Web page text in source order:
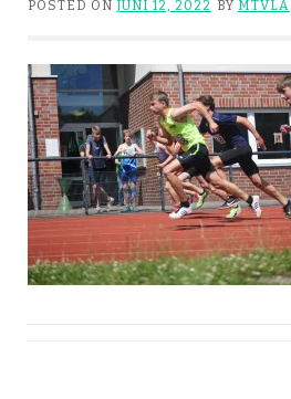
POSTED ON JUNI 12, 2022 BY MTVLA